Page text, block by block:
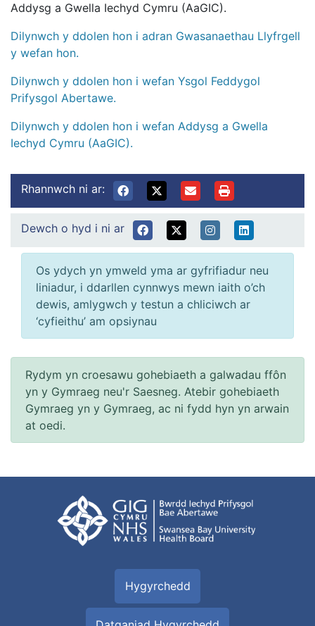
Addysg a Gwella Iechyd Cymru (AaGIC).
Dilynwch y ddolen hon i adran Gwasanaethau Llyfrgell
y wefan hon.
Dilynwch y ddolen hon i wefan Ysgol Feddygol
Prifysgol Abertawe.
Dilynwch y ddolen hon i wefan Addysg a Gwella
Iechyd Cymru (AaGIC).
Rhannwch ni ar:
Dewch o hyd i ni ar
Os ydych yn ymweld yma ar gyfrifiadur neu
liniadur, i ddarllen cynnwys mewn iaith o’ch
dewis, amlygwch y testun a chliciwch ar
‘cyfieithu’ am opsiynau
Rydym yn croesawu gohebiaeth a galwadau ffôn
yn y Gymraeg neu'r Saesneg. Atebir gohebiaeth
Gymraeg yn y Gymraeg, ac ni fydd hyn yn arwain
at oedi.
Hygyrchedd